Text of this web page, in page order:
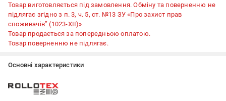
Товар виготовляється під замовлення. Обміну та поверненню не
підлягає згідно з п. 3, ч. 5, ст. №13 ЗУ «Про захист прав
споживачів” (1023-XII)»
Товар продається за попередньою оплатою.
Товар поверненню не підлягає.
Основні характеристики